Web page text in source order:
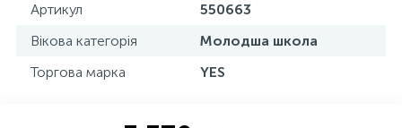
Артикул
550663
Вікова категорія
Молодша школа
Торгова марка
YES